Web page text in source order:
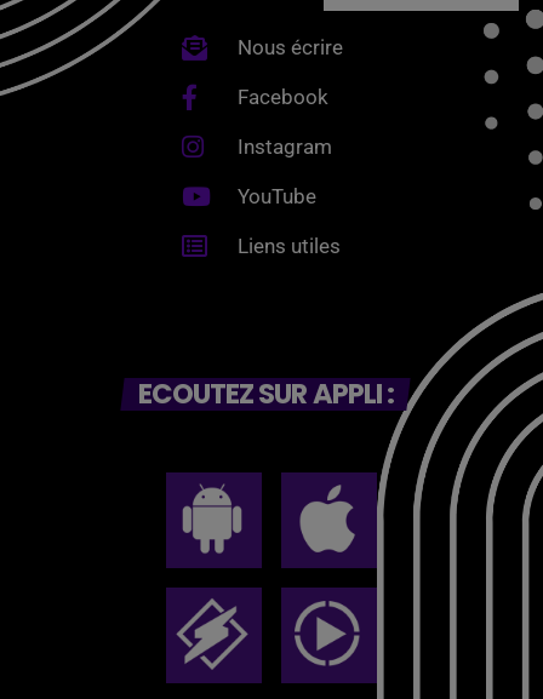
Nous écrire
Facebook
Instagram
YouTube
Liens utiles
ECOUTEZ SUR APPLI :